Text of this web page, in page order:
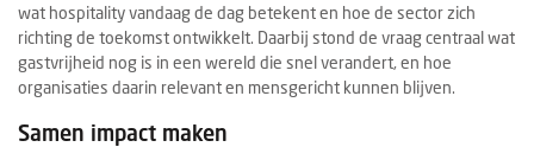
wat hospitality vandaag de dag betekent en hoe de sector zich
richting de toekomst ontwikkelt. Daarbij stond de vraag centraal wat
gastvrijheid nog is in een wereld die snel verandert, en hoe
organisaties daarin relevant en mensgericht kunnen blijven.
Samen impact maken